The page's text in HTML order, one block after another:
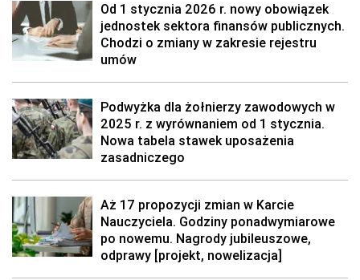
Od 1 stycznia 2026 r. nowy obowiązek
jednostek sektora finansów publicznych.
Chodzi o zmiany w zakresie rejestru
umów
Podwyżka dla żołnierzy zawodowych w
2025 r. z wyrównaniem od 1 stycznia.
Nowa tabela stawek uposażenia
zasadniczego
Aż 17 propozycji zmian w Karcie
Nauczyciela. Godziny ponadwymiarowe
po nowemu. Nagrody jubileuszowe,
odprawy [projekt, nowelizacja]